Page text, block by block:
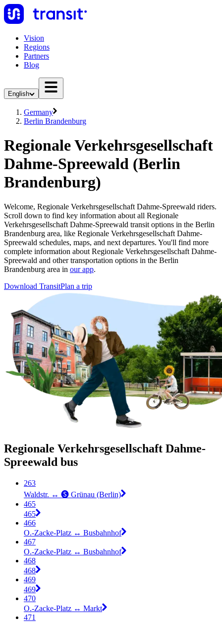
Vision
Regions
Partners
Blog
English
Germany
Berlin Brandenburg
Regionale Verkehrsgesellschaft
Dahme-Spreewald (Berlin
Brandenburg)
Welcome, Regionale Verkehrsgesellschaft Dahme-Spreewald riders.
Scroll down to find key information about all Regionale
Verkehrsgesellschaft Dahme-Spreewald transit options in the Berlin
Brandenburg area, like Regionale Verkehrsgesellschaft Dahme-
Spreewald schedules, maps, and next departures. You'll find more
complete information about Regionale Verkehrsgesellschaft Dahme-
Spreewald and other transportation options in the Berlin
Brandenburg area in our app.
Download TransitPlan a trip
Regionale Verkehrsgesellschaft Dahme-
Spreewald bus
263
Waldstr. ↔︎ 🅢 Grünau (Berlin)
465
465
466
O.-Zacke-Platz ↔︎ Busbahnhof
467
O.-Zacke-Platz ↔︎ Busbahnhof
468
468
469
469
470
O.-Zacke-Platz ↔︎ Markt
471